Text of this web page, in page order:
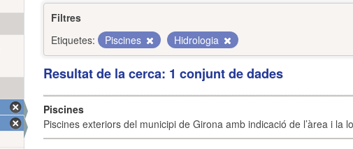
Filtres
Etiquetes:
Piscines Hidrologia
Resultat de la cerca: 1 conjunt de dades
Piscines
Piscines exteriors del municipi de Girona amb indicació de l’àrea i la